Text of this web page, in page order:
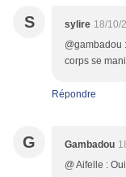
S sylire 18/10/
@gambadou
corps se
Répondre
G Gambadou
@ Aifelle :